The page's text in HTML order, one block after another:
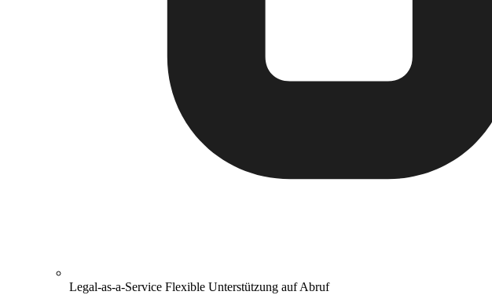
Legal-as-a-Service Flexible Unterstützung auf Abruf